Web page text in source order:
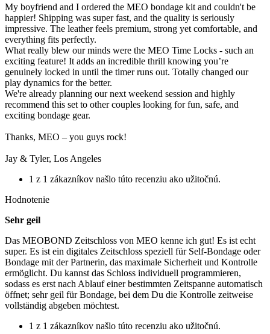
My boyfriend and I ordered the MEO bondage kit and couldn't be
happier! Shipping was super fast, and the quality is seriously
impressive. The leather feels premium, strong yet comfortable, and
everything fits perfectly.
What really blew our minds were the MEO Time Locks - such an
exciting feature! It adds an incredible thrill knowing you’re
genuinely locked in until the timer runs out. Totally changed our
play dynamics for the better.
We're already planning our next weekend session and highly
recommend this set to other couples looking for fun, safe, and
exciting bondage gear.
Thanks, MEO – you guys rock!
Jay & Tyler, Los Angeles
1 z 1 zákazníkov našlo túto recenziu ako užitočnú.
Hodnotenie
Sehr geil
Das MEOBOND Zeitschloss von MEO kenne ich gut! Es ist echt
super. Es ist ein digitales Zeitschloss speziell für Self-Bondage oder
Bondage mit der Partnerin, das maximale Sicherheit und Kontrolle
ermöglicht. Du kannst das Schloss individuell programmieren,
sodass es erst nach Ablauf einer bestimmten Zeitspanne automatisch
öffnet; sehr geil für Bondage, bei dem Du die Kontrolle zeitweise
vollständig abgeben möchtest.
1 z 1 zákazníkov našlo túto recenziu ako užitočnú.